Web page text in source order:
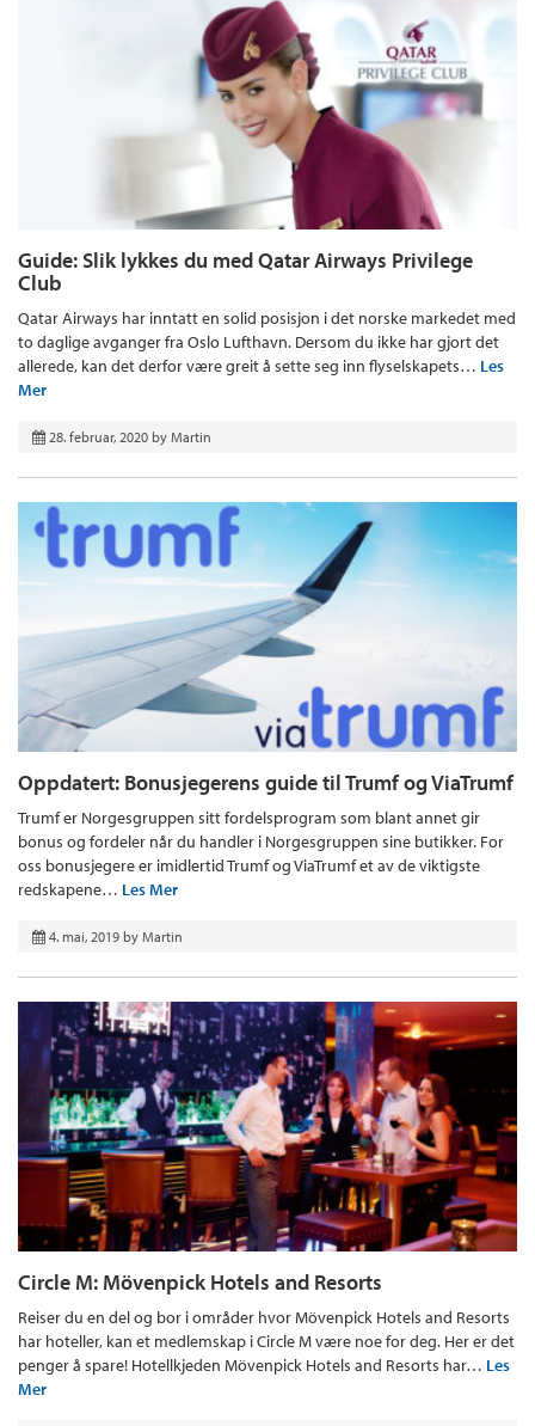
Guide: Slik lykkes du med Qatar Airways Privilege
Club
Qatar Airways har inntatt en solid posisjon i det norske markedet med
to daglige avganger fra Oslo Lufthavn. Dersom du ikke har gjort det
allerede, kan det derfor være greit å sette seg inn flyselskapets… Les
Mer
28. februar, 2020 by Martin
Oppdatert: Bonusjegerens guide til Trumf og ViaTrumf
Trumf er Norgesgruppen sitt fordelsprogram som blant annet gir
bonus og fordeler når du handler i Norgesgruppen sine butikker. For
oss bonusjegere er imidlertid Trumf og ViaTrumf et av de viktigste
redskapene… Les Mer
4. mai, 2019 by Martin
Circle M: Mövenpick Hotels and Resorts
Reiser du en del og bor i områder hvor Mövenpick Hotels and Resorts
har hoteller, kan et medlemskap i Circle M være noe for deg. Her er det
penger å spare! Hotellkjeden Mövenpick Hotels and Resorts har… Les
Mer